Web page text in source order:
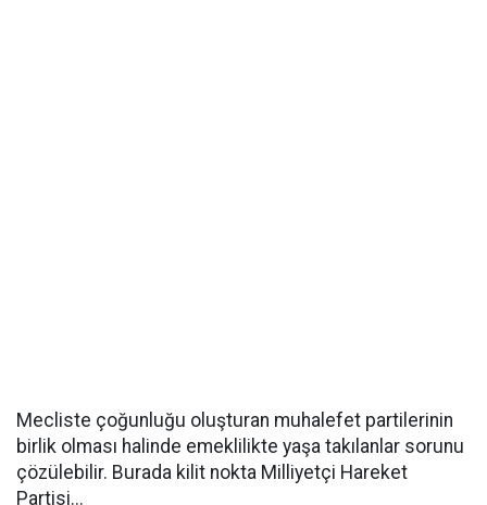
Mecliste çoğunluğu oluşturan muhalefet partilerinin
birlik olması halinde emeklilikte yaşa takılanlar sorunu
çözülebilir. Burada kilit nokta Milliyetçi Hareket
Partisi...